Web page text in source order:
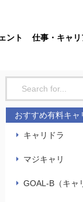
ント 仕事・キャ
おすすめ有料キャ
キャリドラ
マジキャリ
GOAL-B（キャ